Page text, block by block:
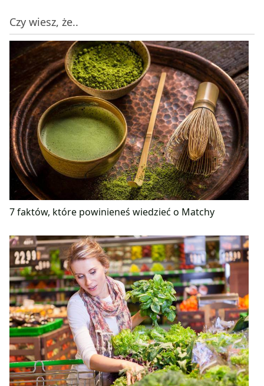
Czy wiesz, że..
7 faktów, które powinieneś wiedzieć o Matchy